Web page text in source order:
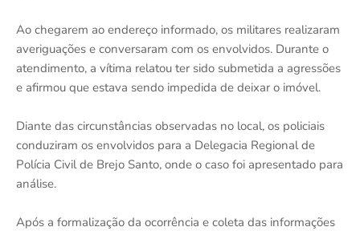
Ao chegarem ao endereço informado, os militares realizaram
averiguações e conversaram com os envolvidos. Durante o
atendimento, a vítima relatou ter sido submetida a agressões
e afirmou que estava sendo impedida de deixar o imóvel.
Diante das circunstâncias observadas no local, os policiais
conduziram os envolvidos para a Delegacia Regional de
Polícia Civil de Brejo Santo, onde o caso foi apresentado para
análise.
Após a formalização da ocorrência e coleta das informações